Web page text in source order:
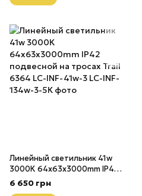
Линейный светильник 41w
3000К 64х63х3000mm IP42
подвесной на тросах Trail
6364 LC-INF-41w-3
6 650 грн